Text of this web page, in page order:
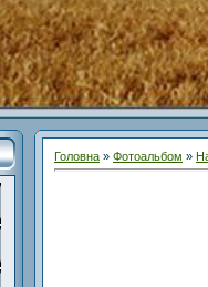
Головна » Фотоальбом »